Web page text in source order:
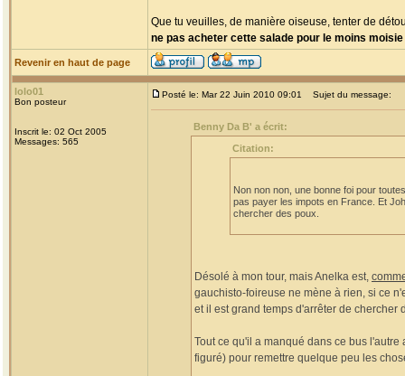
Que tu veuilles, de manière oiseuse, tenter de
ne pas acheter cette salade pour le moins moisie
Revenir en haut de page
lolo01
Bon posteur
Inscrit le: 02 Oct 2005
Messages: 565
Posté le: Mar 22 Juin 2010 09:01 Sujet du message:
Benny Da B' a écrit:
Citation:
Non non non, une bonne foi pour
pas payer les impots en France. Et
chercher des poux.
Désolé à mon tour, mais Anelka est,
gauchisto-foireuse ne mène à rien, si ce
et il est grand temps d'arrêter de chercher
Tout ce qu'il a manqué dans ce bus
figuré) pour remettre quelque peu les